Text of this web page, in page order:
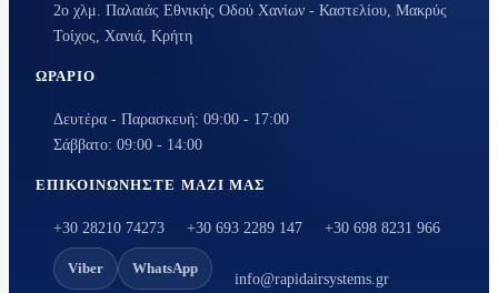
2ο χλμ. Παλαιάς Εθνικής Οδού Χανίων - Καστελίου, Μακρύς
Τοίχος, Χανιά, Κρήτη
ΩΡΆΡΙΟ
Δευτέρα - Παρασκευή: 09:00 - 17:00
Σάββατο: 09:00 - 14:00
ΕΠΙΚΟΙΝΩΝΉΣΤΕ ΜΑΖΊ ΜΑΣ
+30 28210 74273 +30 693 2289 147 +30 698 8231 966
Viber WhatsApp
info@rapidairsystems.gr